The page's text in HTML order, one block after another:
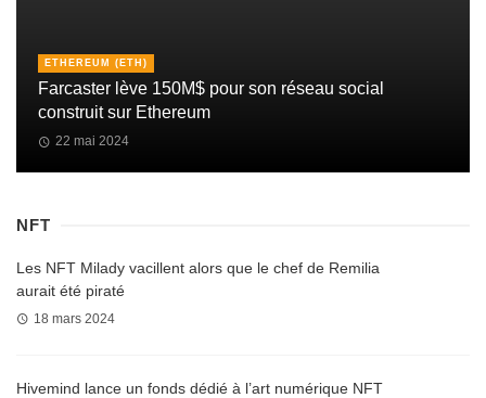
ETHEREUM (ETH)
Farcaster lève 150M$ pour son réseau social
construit sur Ethereum
22 mai 2024
NFT
Les NFT Milady vacillent alors que le chef de Remilia
aurait été piraté
18 mars 2024
Hivemind lance un fonds dédié à l’art numérique NFT